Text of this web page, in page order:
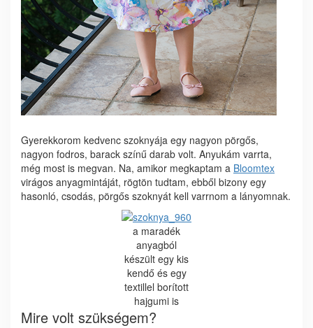
Gyerekkorom kedvenc szoknyája egy nagyon pörgős,
nagyon fodros, barack színű darab volt. Anyukám varrta,
még most is megvan. Na, amikor megkaptam a Bloomtex
virágos anyagmintáját, rögtön tudtam, ebből bizony egy
hasonló, csodás, pörgős szoknyát kell varrnom a lányomnak.
a maradék
anyagból
készült egy kis
kendő és egy
textillel borított
hajgumi is
Mire volt szükségem?